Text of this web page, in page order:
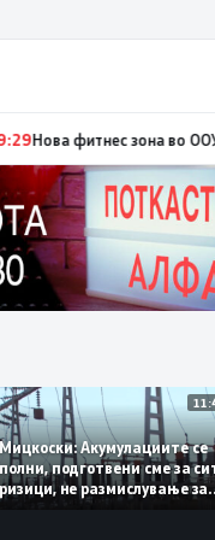
ќе се одржат на 18
Мицкоски:
полни, подготвени сме
ризици, не
поскапување на струјата